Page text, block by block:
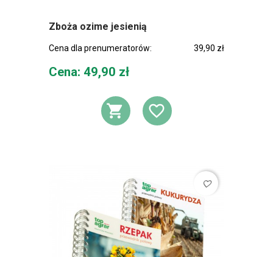
Zboża ozime jesienią
Cena dla prenumeratorów: 39,90 zł
Cena
Cena: 49,90 zł
DODAJ DO
DODAJ DO
favorite_border